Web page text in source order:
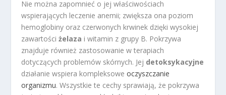
Nie można zapomnieć o jej właściwościach
wspierających leczenie anemii; zwiększa ona poziom
hemoglobiny oraz czerwonych krwinek dzięki wysokiej
zawartościżelaza i witamin z grupy B. Pokrzywa
znajduje również zastosowanie w terapiach
dotyczących problemów skórnych. Jej detoksykacyjne
działanie wspiera kompleksoweoczyszczanie
organizmu. Wszystkie te cechy sprawiają, że pokrzywa